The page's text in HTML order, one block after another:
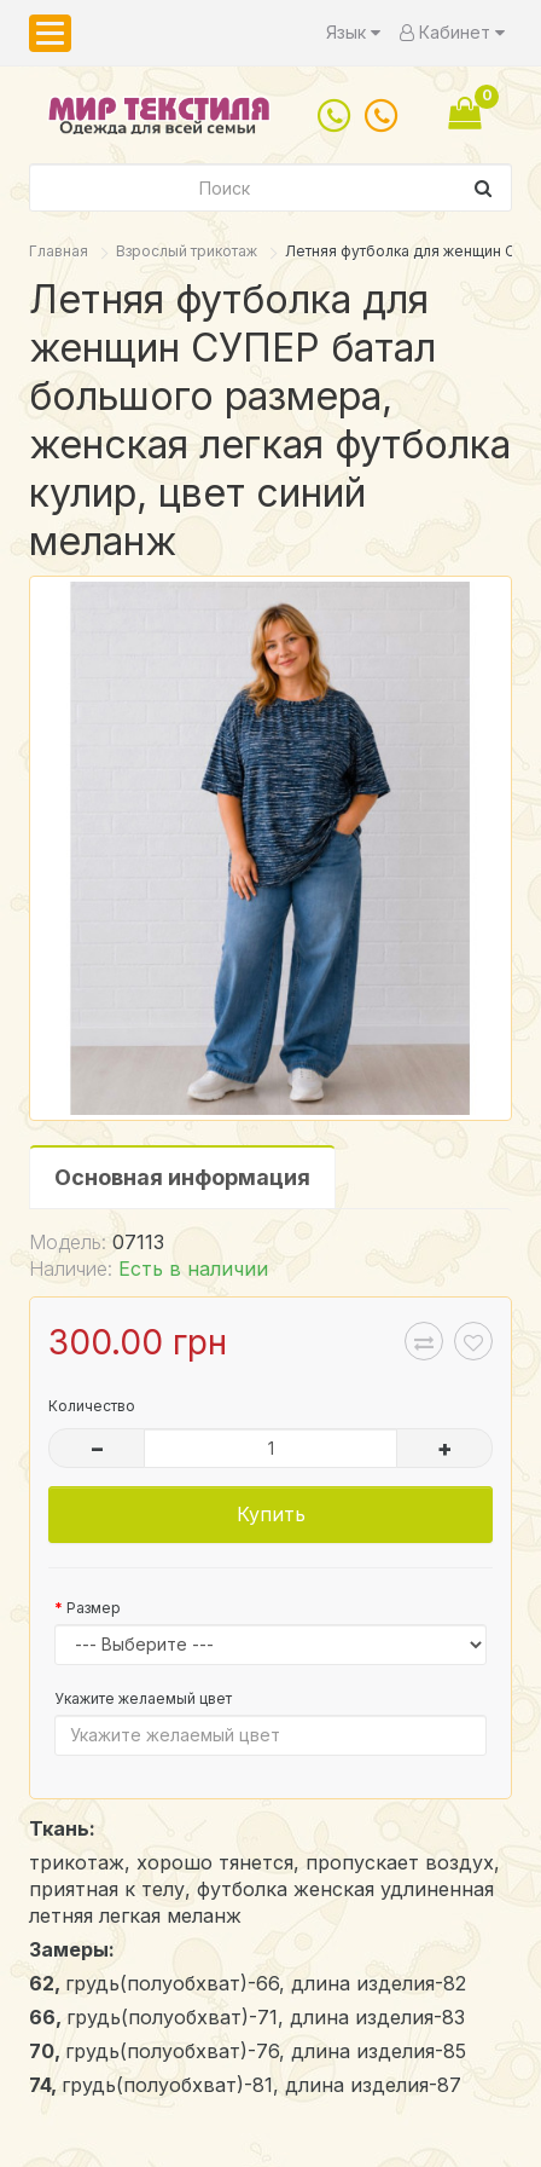
Язык Кабинет
0
Главная Взрослый трикотаж Летняя футболка для женщин
Летняя футболка для
женщин СУПЕР батал
большого размера,
женская легкая футболка
кулир, цвет синий
меланж
Основная информация
Модель: 07113
Наличие: Есть в наличии
300.00 грн
Количество
– +
Купить
Размер
Укажите желаемый цвет
Ткань:
трикотаж, хорошо тянется, пропускает воздух,
приятная к телу, футболка женская удлиненная
летняя легкая меланж
Замеры:
62, грудь(полуобхват)-66, длина изделия-82
66, грудь(полуобхват)-71, длина изделия-83
70, грудь(полуобхват)-76, длина изделия-85
74, грудь(полуобхват)-81, длина изделия-87